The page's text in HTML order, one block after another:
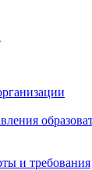
и требования